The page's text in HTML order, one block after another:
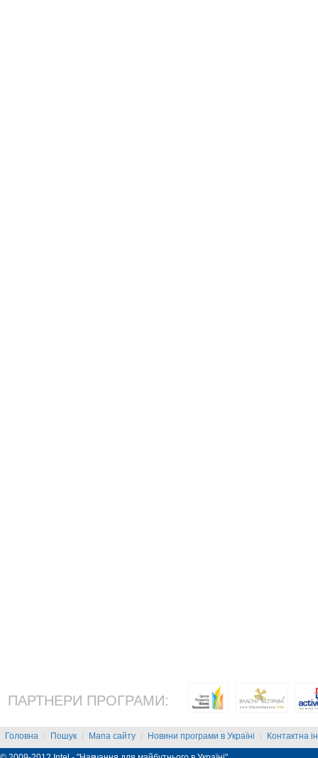
ПАРТНЕРИ ПРОГРАМИ:
Головна | Пошук | Мапа сайту | Новини програми в Україні | Контактна